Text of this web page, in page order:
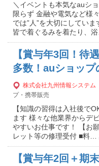
＼イベントも本気なauシ
限らず 金融や電気など様
では”人”を大切にしてい
皆で着ぐるみを着たり、
【賞与年3回！待
多数！auショップ
株式会社九州情報システム
プ・携帯販売
【知識の習得は入社後で
ます 様々な他業界からデ
やすいお仕事です！ 【お
レット等の修理受付 ■料…
【賞与年2回＋期